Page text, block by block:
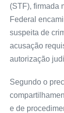
(STF), firmada
Federal
suspeita de
acusação
autorização
Segundo o
e de